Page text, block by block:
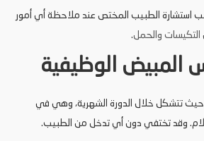
استشارة الطبيب المختص عند ملاحظة أي أمور
التكيسات والحمل.
المبيض الوظيفية
حيث تتشكل خلال الدورة الشهرية، وهي في
وقد تختفي دون أي تدخل من الطبيب.